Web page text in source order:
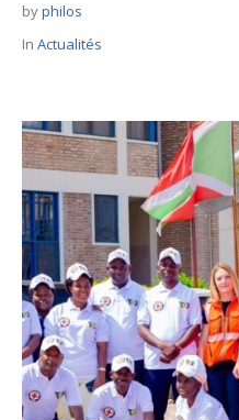
byphilos
In Actualités